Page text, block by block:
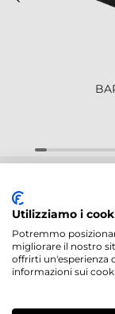
Servizi offerti
Utilizziamo i
Potremmo
migliorare il nostro
offrirti un'esperienza
informazioni sui